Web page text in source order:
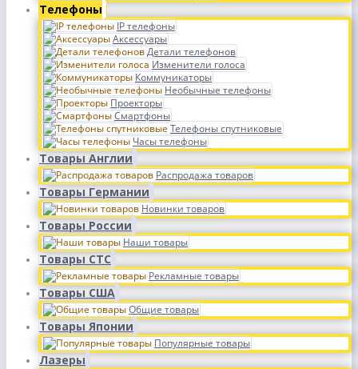
Телефоны
IP телефоны
Аксессуары
Детали телефонов
Изменители голоса
Коммуникаторы
Необычные телефоны
Проекторы
Смартфоны
Телефоны спутниковые
Часы телефоны
Товары Англии
Распродажа товаров
Товары Германии
Новинки товаров
Товары России
Наши товары
Товары СТС
Рекламные товары
Товары США
Общие товары
Товары Японии
Популярные товары
Лазеры